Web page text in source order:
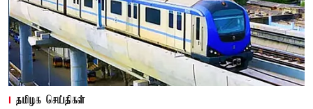
தமிழக செய்திகள்